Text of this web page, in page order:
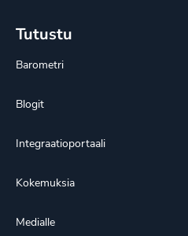
Tutustu
Barometri
Blogit
Integraatioportaali
Kokemuksia
Medialle